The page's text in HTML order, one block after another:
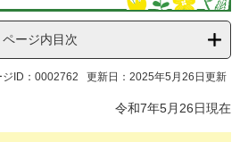
ページ内目次
ジID：0002762 更新日：2025年5月26日更新
令和7年5月26日現在